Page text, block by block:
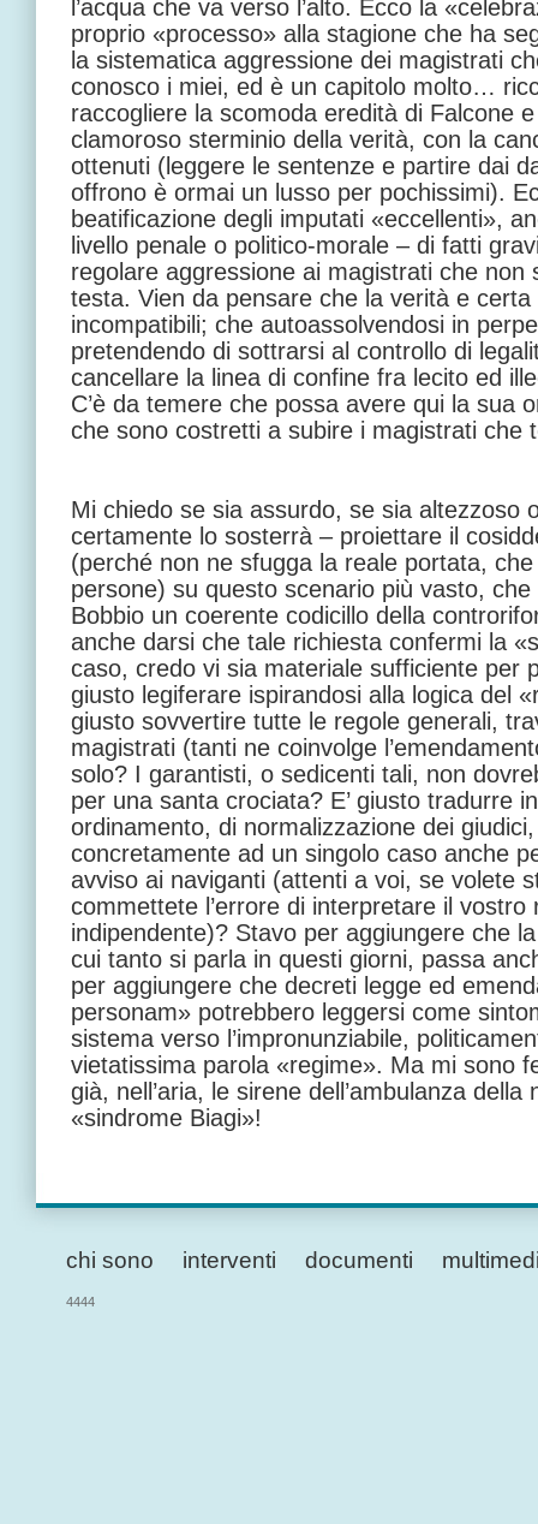
l’acqua che va verso l’alto. Ecco la
proprio «processo» alla stagione che ha
la sistematica aggressione dei magistrati
conosco i miei, ed è un capitolo molto…
raccogliere la scomoda eredità di Falcone
clamoroso sterminio della verità, con la
ottenuti (leggere le sentenze e partire dai
offrono è ormai un lusso per pochissimi).
beatificazione degli imputati «eccellenti»,
livello penale o politico-morale – di fatti
regolare aggressione ai magistrati che non
testa. Vien da pensare che la verità e
incompatibili; che autoassolvendosi in
pretendendo di sottrarsi al controllo di
cancellare la linea di confine fra lecito ed
C’è da temere che possa avere qui la sua
che sono costretti a subire i magistrati che
Mi chiedo se sia assurdo, se sia altezzoso
certamente lo sosterrà – proiettare il
(perché non ne sfugga la reale portata,
persone) su questo scenario più vasto, che
Bobbio un coerente codicillo della
anche darsi che tale richiesta confermi la
caso, credo vi sia materiale sufficiente per
giusto legiferare ispirandosi alla logica del
giusto sovvertire tutte le regole generali,
magistrati (tanti ne coinvolge
solo? I garantisti, o sedicenti tali, non
per una santa crociata? E’ giusto tradurre
ordinamento, di normalizzazione dei
concretamente ad un singolo caso anche
avviso ai naviganti (attenti a voi, se volete
commettete l’errore di interpretare il
indipendente)? Stavo per aggiungere che
cui tanto si parla in questi giorni, passa
per aggiungere che decreti legge ed
personam» potrebbero leggersi come
sistema verso l’impronunziabile,
vietatissima parola «regime». Ma mi sono
già, nell’aria, le sirene dell’ambulanza
«sindrome Biagi»!
chi sono interventi documenti
4444